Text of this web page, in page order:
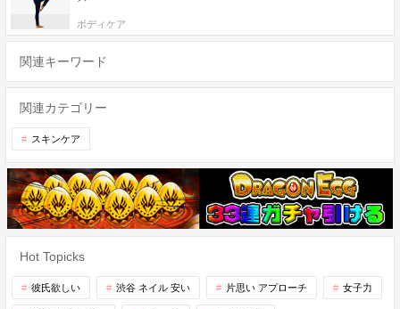
ボディケア
関連キーワード
関連カテゴリー
スキンケア
Hot Topicks
彼氏欲しい 渋谷 ネイル 安い 片思い アプローチ 女子力